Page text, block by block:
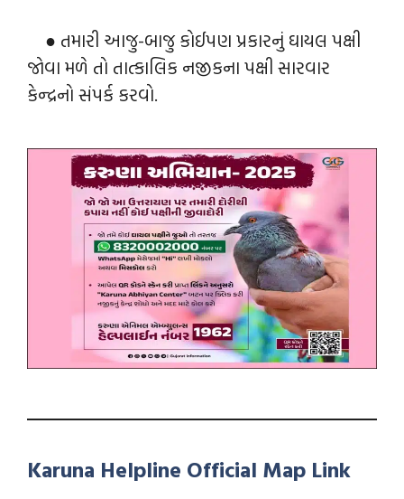
● તમારી આજુ-બાજુ કોઈપણ પ્રકારનું ઘાયલ પક્ષી
જોવા મળે તો તાત્કાલિક નજીકના પક્ષી સારવાર
કેન્દ્રનો સંપર્ક કરવો.
Karuna Helpline Official Map Link